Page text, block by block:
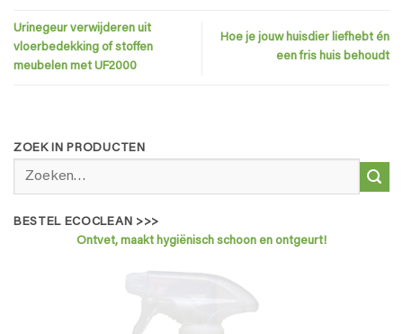
Urinegeur verwijderen uit
vloerbedekking of stoffen
meubelen met UF2000
Hoe je jouw huisdier liefhebt én
een fris huis behoudt
ZOEK IN PRODUCTEN
naar:
BESTEL ECOCLEAN >>>
Ontvet, maakt hygiënisch schoon en ontgeurt!